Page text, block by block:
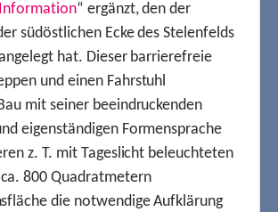
“ ergänzt, den der
südöstlichen Ecke des Stelenfelds
hat. Dieser barrierefreie
und einen Fahrstuhl
mit seiner beeindruckenden
eigenständigen Formensprache
z. T. mit Tageslicht beleuchteten
800 Quadratmetern
die notwendige Aufklärung